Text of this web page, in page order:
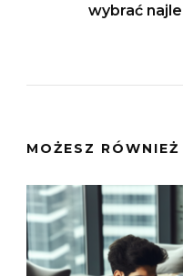
wybrać
MOŻESZ